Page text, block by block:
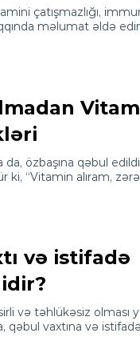
çatışmazlığı,
məlumat əldə
özbaşına qəbul
ki, “Vitamin alıram,
və istifadə
və təhlükəsiz olması
qəbul vaxtına və istifadə